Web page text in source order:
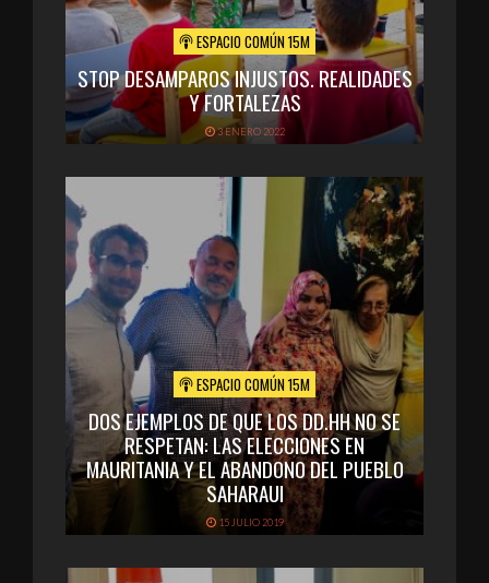
ESPACIO COMÚN 15M
STOP DESAMPAROS INJUSTOS. REALIDADES
Y FORTALEZAS
3 ENERO 2022
ESPACIO COMÚN 15M
DOS EJEMPLOS DE QUE LOS DD.HH NO SE
RESPETAN: LAS ELECCIONES EN
MAURITANIA Y EL ABANDONO DEL PUEBLO
SAHARAUI
15 JULIO 2019